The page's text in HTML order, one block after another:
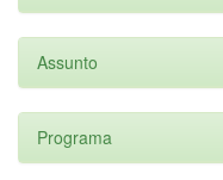
Assunto
Programa